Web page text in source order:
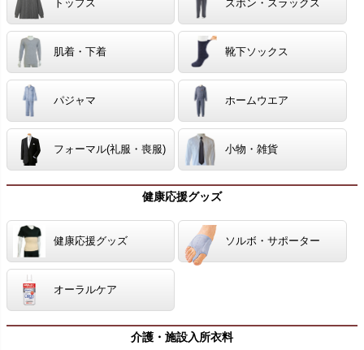
トップス ズボン・スラックス
肌着・下着 靴下ソックス
パジャマ ホームウエア
フォーマル(礼服・喪服) 小物・雑貨
健康応援グッズ
健康応援グッズ ソルボ・サポーター
オーラルケア
介護・施設入所衣料